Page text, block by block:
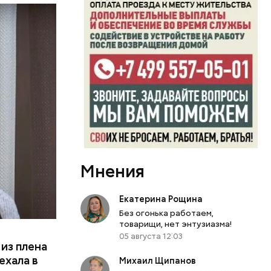
плена
в
США.
в
их
Мнения
Екатерина Рощина
Без огонька работаем,
товарищи, нет энтузиазма!
05 августа 12:03
Михаил Щипанов